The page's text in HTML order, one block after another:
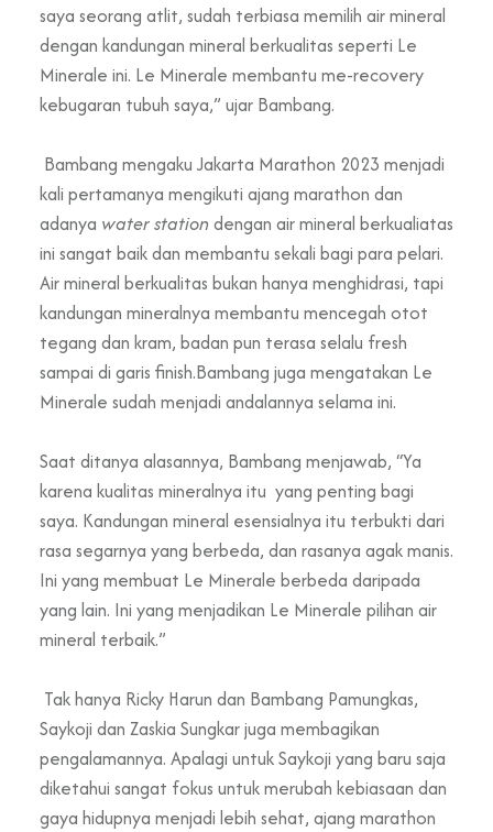
saya seorang atlit, sudah terbiasa memilih air mineral
dengan kandungan mineral berkualitas seperti Le
Minerale ini. Le Minerale membantu me-recovery
kebugaran tubuh saya,” ujar Bambang.
Bambang mengaku Jakarta Marathon 2023 menjadi
kali pertamanya mengikuti ajang marathon dan
adanya water station dengan air mineral berkualiatas
ini sangat baik dan membantu sekali bagi para pelari.
Air mineral berkualitas bukan hanya menghidrasi, tapi
kandungan mineralnya membantu mencegah otot
tegang dan kram, badan pun terasa selalu fresh
sampai di garis finish.Bambang juga mengatakan Le
Minerale sudah menjadi andalannya selama ini.
Saat ditanya alasannya, Bambang menjawab, “Ya
karena kualitas mineralnya itu yang penting bagi
saya. Kandungan mineral esensialnya itu terbukti dari
rasa segarnya yang berbeda, dan rasanya agak manis.
Ini yang membuat Le Minerale berbeda daripada
yang lain. Ini yang menjadikan Le Minerale pilihan air
mineral terbaik.”
Tak hanya Ricky Harun dan Bambang Pamungkas,
Saykoji dan Zaskia Sungkar juga membagikan
pengalamannya. Apalagi untuk Saykoji yang baru saja
diketahui sangat fokus untuk merubah kebiasaan dan
gaya hidupnya menjadi lebih sehat, ajang marathon